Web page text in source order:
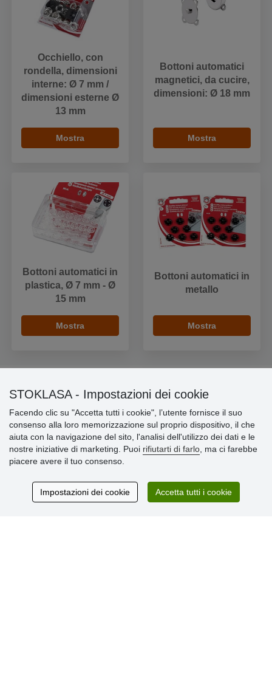
Occhiello, con
rondella, dimensioni
interne: Ø 7 mm /
dimensioni esterne Ø
13 mm
Mostra
Bottoni automatici
magnetici, da cucire,
dimensioni: Ø 18 mm
Mostra
Bottoni automatici in
plastica, Ø 7 mm - Ø
15 mm
Mostra
Bottoni automatici in
metallo
Mostra
» Impostazioni dei cookie
» Termini & Condizioni
» Informativa sulla Privacy
» Consegna e pagamento
» Programma fedeltà
STOKLASA - Impostazioni dei cookie
Facendo clic su "Accetta tutti i cookie", l’utente fornisce il suo
consenso alla loro memorizzazione sul proprio dispositivo, il che
aiuta con la navigazione del sito, l'analisi dell'utilizzo dei dati e le
nostre iniziative di marketing. Puoi rifiutarti di farlo , ma ci farebbe
piacere avere il tuo consenso.
Impostazioni dei cookie Accetta tutti i cookie